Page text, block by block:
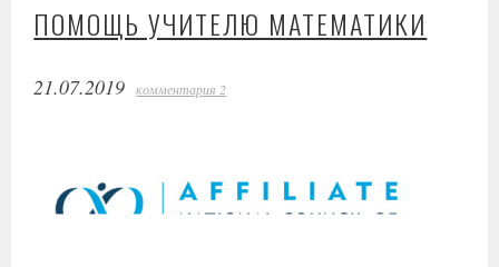
ПОМОЩЬ УЧИТЕЛЮ МАТЕМАТИКИ
21.07.2019 комментария 2